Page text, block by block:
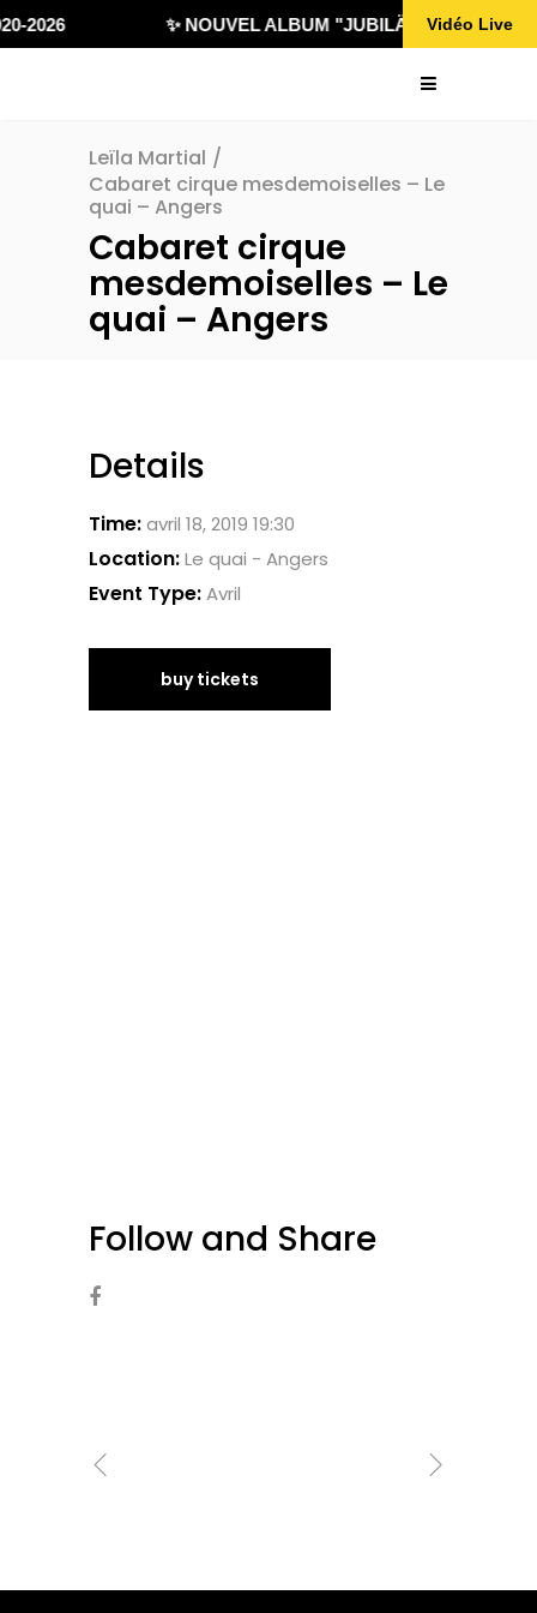
2026 ✨ NOUVEL ALBUM "JUBILÄ 432"Vidéo Live
Leïla Martial /
Cabaret cirque mesdemoiselles – Le
quai – Angers
Cabaret cirque
mesdemoiselles – Le
quai – Angers
Details
Time:avril 18, 2019 19:30
Location:Le quai - Angers
Event Type:Avril
buy tickets
Follow and Share